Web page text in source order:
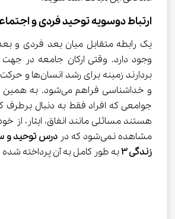
ارتباط دوسویه توحید فردی و
یک رابطه متقابل میان بعد فردی و
وجود دارد. وقتی ارکان جامعه در
بردارند زمینه برای
و خداشناسی فراهم
جوامعی که افراد فقط به دنبال برطرف
هستند مسائلی مانند انفاق، ایثار، از
مشاهده نمی‌شود که در
درس توحید و
زندگی ۳
به طور کامل به آن پرداخته